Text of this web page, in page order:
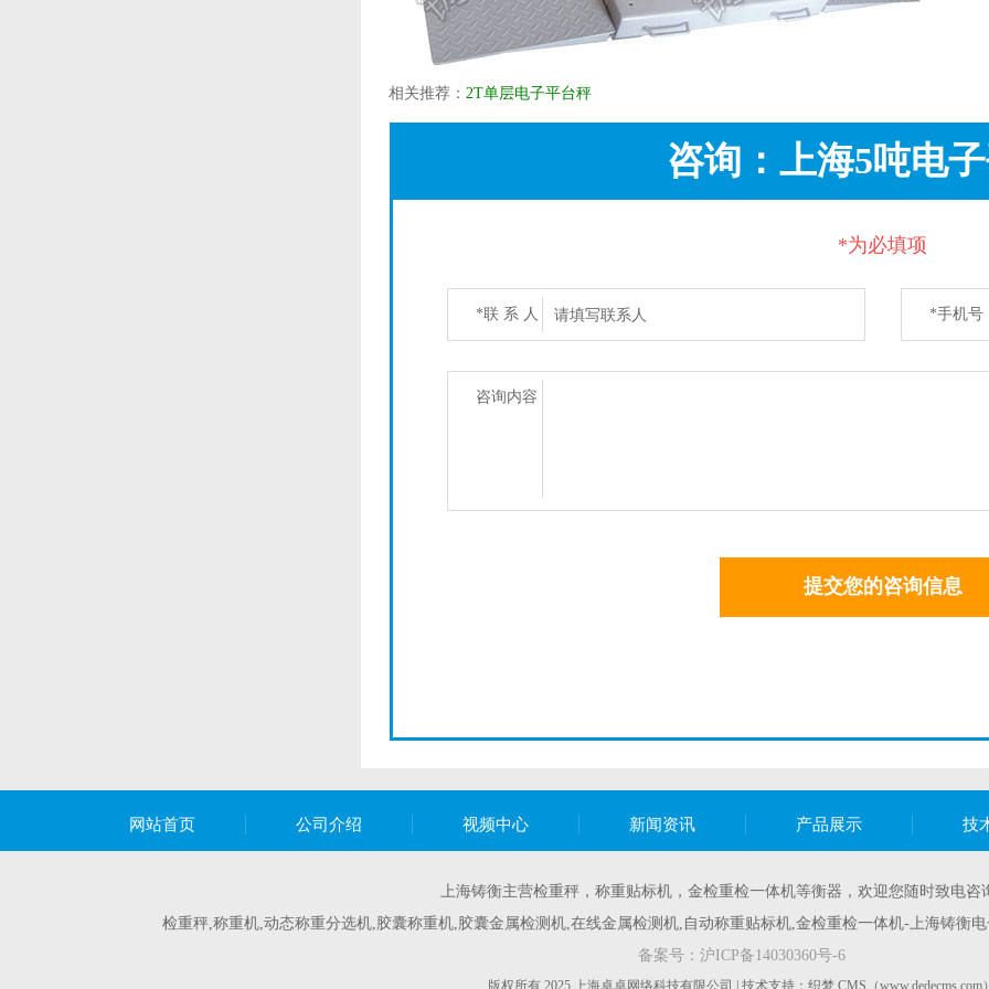
相关推荐： 2T单层电子平台秤
咨询：上海5吨电
*为必填项
*联 系 人 *手机号
咨询内容
提交您的咨询信息
网站首页 公司介绍 视频中心 新闻资讯 产品展示 技
上海铸衡主营检重秤 ， 称重贴标机 ， 金检重检一体机等衡器，欢迎您随时致电咨
检重秤,称重机,动态称重分选机,胶囊称重机,胶囊金属检测机,在线金属检测机,自动称重贴标机,金检重检一体机-上海铸衡
备案号： 沪ICP备14030360号-6
版权所有 2025 上海卓卓网络科技有限公司 | 技术支持：织梦 CMS（www.dedecms.com